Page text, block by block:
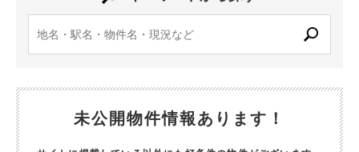
未公開物件情報あります！